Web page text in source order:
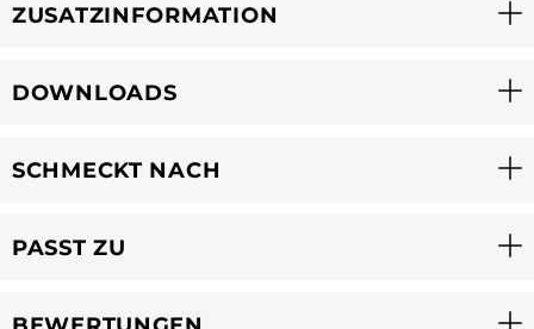
ZUSATZINFORMATION
DOWNLOADS
SCHMECKT NACH
PASST ZU